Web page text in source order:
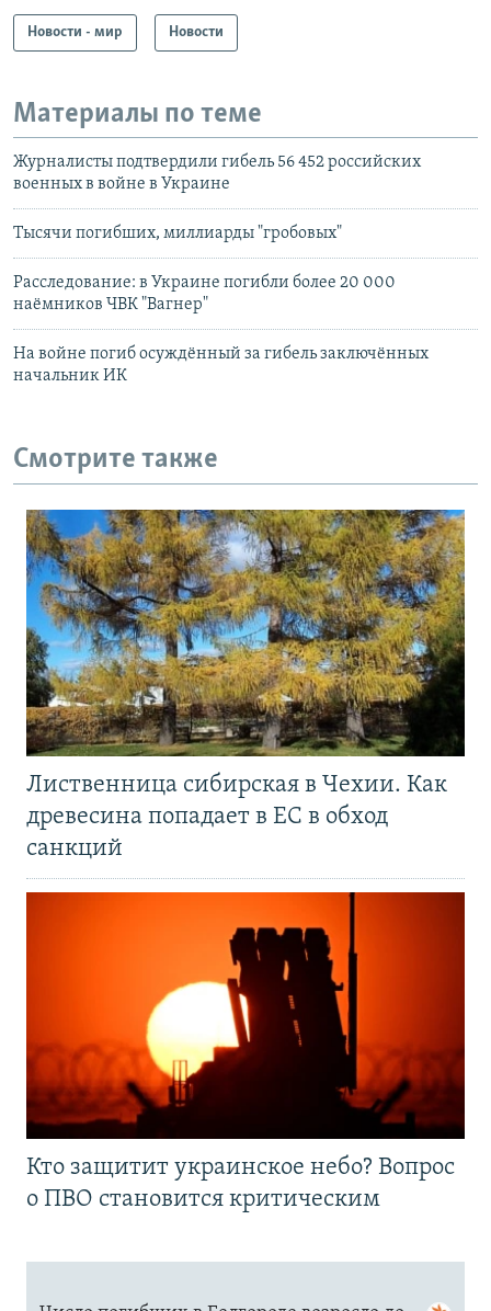
Новости - мир Новости
Материалы по теме
Журналисты подтвердили гибель 56 452 российских
военных в войне в Украине
Тысячи погибших, миллиарды "гробовых"
Расследование: в Украине погибли более 20 000
наёмников ЧВК "Вагнер"
На войне погиб осуждённый за гибель заключённых
начальник ИК
Смотрите также
Лиственница сибирская в Чехии. Как
древесина попадает в ЕС в обход
санкций
Кто защитит украинское небо? Вопрос
о ПВО становится критическим